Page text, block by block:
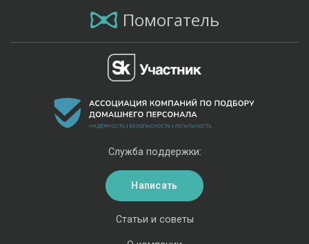
Помогатель
Статьи и советы
Служба поддержки:
Написать